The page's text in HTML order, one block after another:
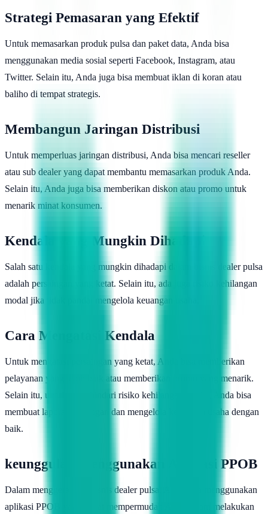
Strategi Pemasaran yang Efektif
Untuk memasarkan produk pulsa dan paket data, Anda bisa
menggunakan media sosial seperti Facebook, Instagram, atau
Twitter. Selain itu, Anda juga bisa membuat iklan di koran atau
baliho di tempat strategis.
Membangun Jaringan Distribusi
Untuk memperluas jaringan distribusi, Anda bisa mencari reseller
atau sub dealer yang dapat membantu memasarkan produk Anda.
Selain itu, Anda juga bisa memberikan diskon atau promo untuk
menarik minat konsumen.
Kendala yang Mungkin Dihadapi
Salah satu kendala yang mungkin dihadapi dalam bisnis dealer pulsa
adalah persaingan yang ketat. Selain itu, ada juga risiko kehilangan
modal jika tidak pandai mengelola keuangan usaha.
Cara Mengatasi Kendala
Untuk mengatasi persaingan yang ketat, Anda bisa memberikan
pelayanan yang lebih baik atau memberikan promo yang menarik.
Selain itu, untuk menghindari risiko kehilangan modal, Anda bisa
membuat laporan keuangan dan mengelola keuangan usaha dengan
baik.
keunggulan Menggunakan Aplikasi PPOB
Dalam menggerakkan bisnis dealer pulsa, Anda bisa menggunakan
aplikasi PPOB yang dapat mempermudah Anda dalam melakukan